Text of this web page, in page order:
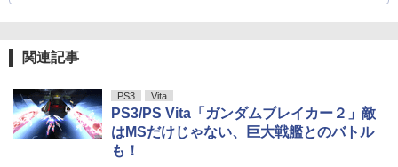
関連記事
PS3 Vita
PS3/PS Vita「ガンダムブレイカー２」敵
はMSだけじゃない、巨大戦艦とのバトル
も！